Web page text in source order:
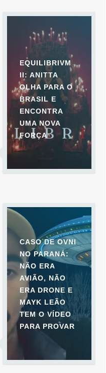
EQUILIBRIVM
II: ANITTA
OLHA PARA O
BRASIL E
ENCONTRA
UMA NOVA
FORÇA
CASO DE OVNI
NO PARANÁ:
NÃO ERA
AVIÃO, NÃO
ERA DRONE E
MAYK LEÃO
TEM O VÍDEO
PARA PROVAR